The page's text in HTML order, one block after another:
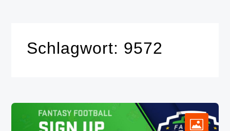
Schlagwort: 9572